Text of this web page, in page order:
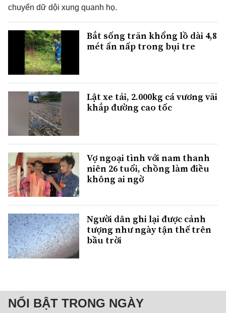
chuyển dữ dội xung quanh họ.
Bắt sống trăn khổng lồ dài 4,8
mét ẩn nấp trong bụi tre
Lật xe tải, 2.000kg cá vương vãi
khắp đường cao tốc
Vợ ngoại tình với nam thanh
niên 26 tuổi, chồng làm điều
không ai ngờ
Người dân ghi lại được cảnh
tượng như ngày tận thế trên
bầu trời
NỔI BẬT TRONG NGÀY